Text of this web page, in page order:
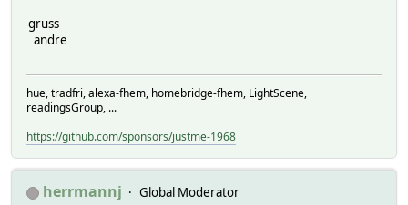
gruss
andre
hue, tradfri, alexa-fhem, homebridge-fhem, LightScene,
readingsGroup, ...
https://github.com/sponsors/justme-1968
herrmannj
Global Moderator